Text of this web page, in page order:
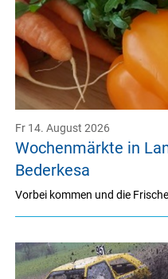
Wochenmärkte in
Bederkesa
Fr 14. August 2026
Vorbei kommen und die